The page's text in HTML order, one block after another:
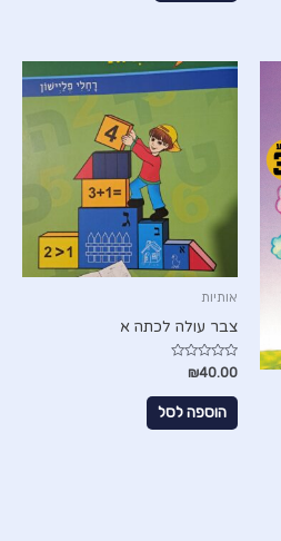
אותיות
צבר עולה לכתה א
דורג
0
מתוך
₪40.00
הוספה לסל